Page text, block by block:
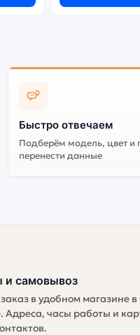
Быстро отвечаем
Подберём модель, цвет и
перенести данные
и самовывоз
в удобном магазине
Адреса, часы работы и